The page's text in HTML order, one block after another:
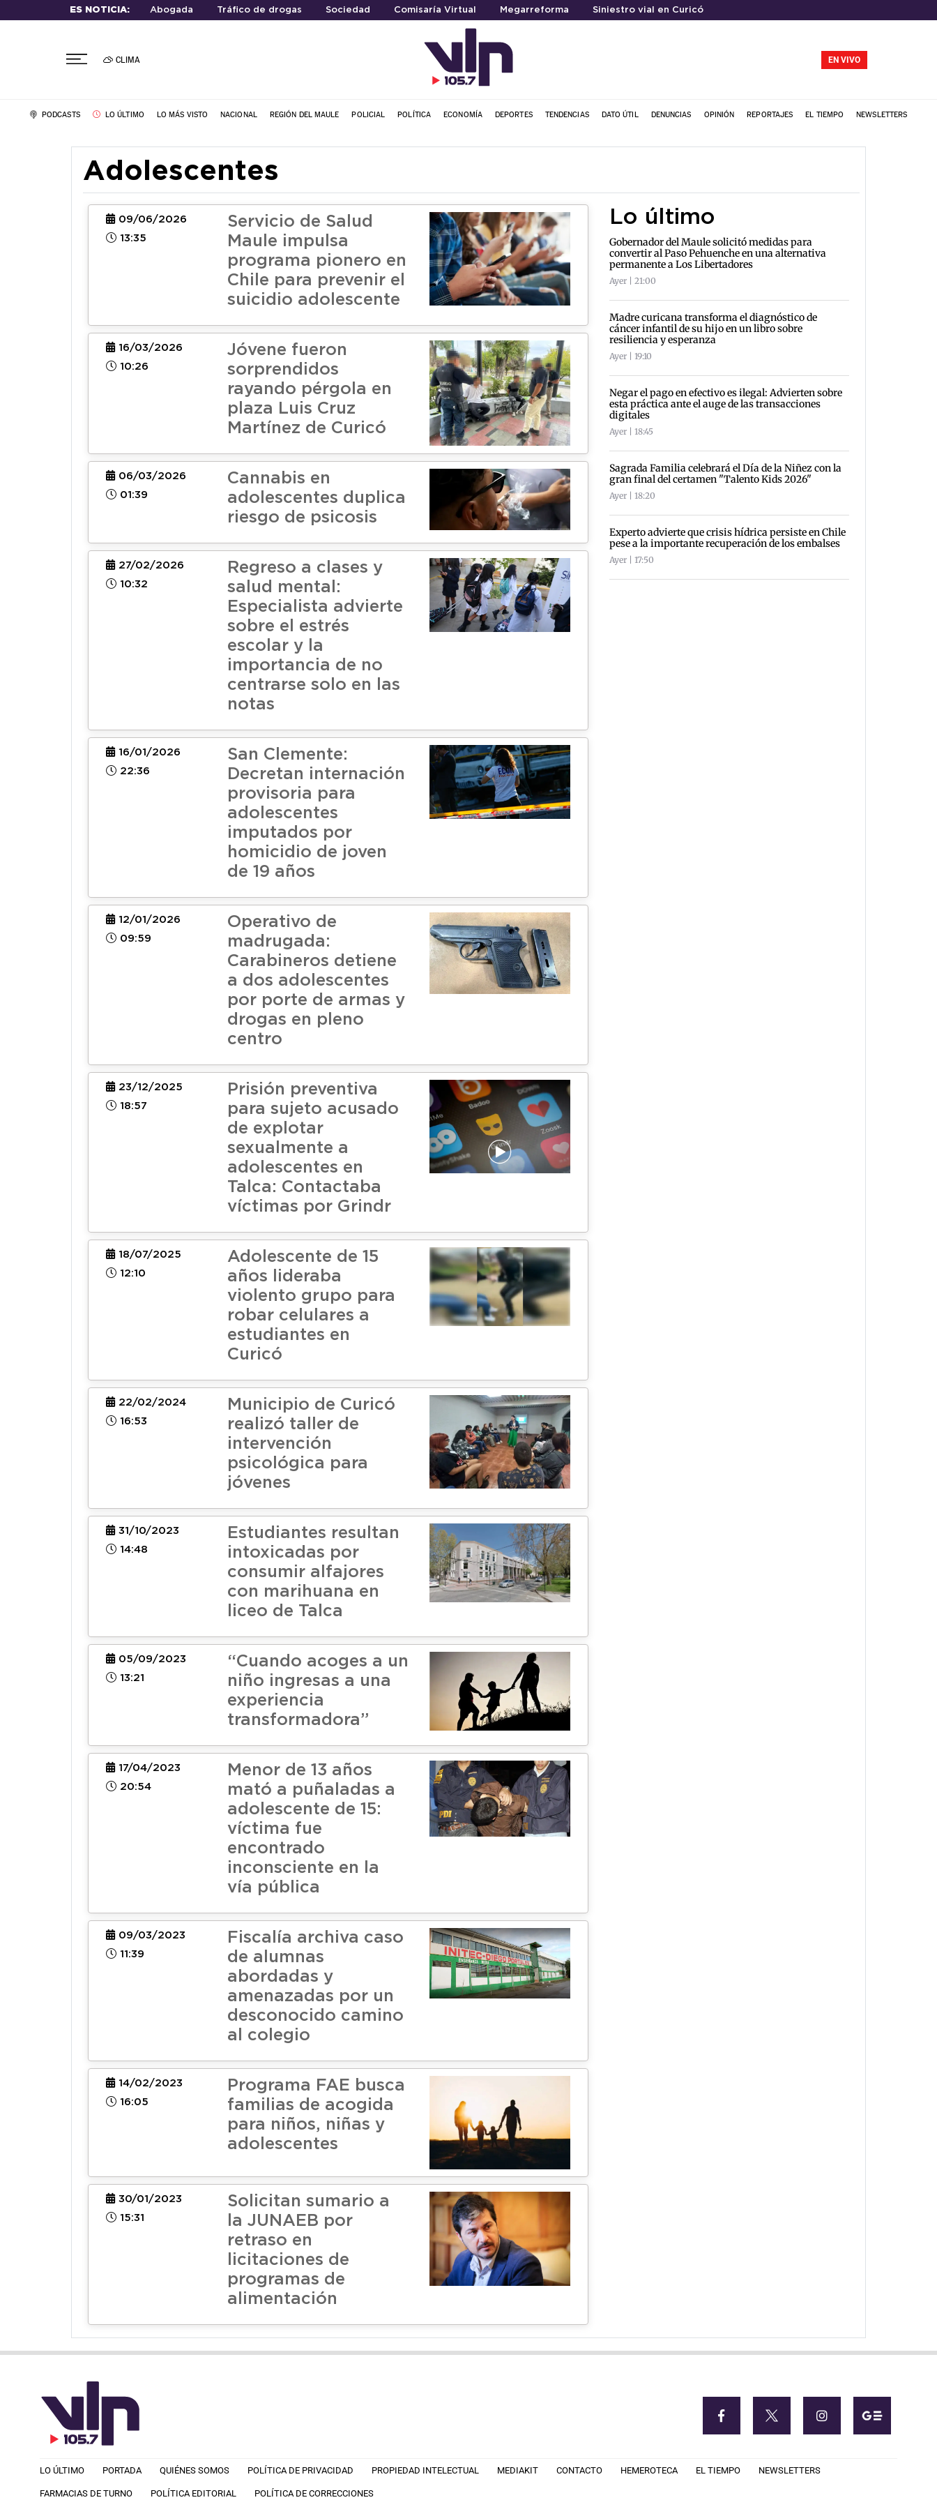
ES NOTICIA: Abogada Tráfico de drogas Sociedad Comisaría Virtual Megarreforma Siniestro vial en Curicó
CLIMA EN VIVO
PODCASTS LO ÚLTIMO LO MÁS VISTO NACIONAL REGIÓN DEL MAULE POLICIAL POLÍTICA ECONOMÍA DEPORTES TENDENCIAS DATO ÚTIL DENUNCIAS OPINIÓN REPORTAJES EL TIEMPO NEWSLETTERS
Adolescentes
09/06/2026
13:35
Servicio de Salud
Maule impulsa
programa pionero en
Chile para prevenir el
suicidio adolescente
16/03/2026
10:26
Jóvene fueron
sorprendidos
rayando pérgola en
plaza Luis Cruz
Martínez de Curicó
06/03/2026
01:39
Cannabis en
adolescentes duplica
riesgo de psicosis
27/02/2026
10:32
Regreso a clases y
salud mental:
Especialista advierte
sobre el estrés
escolar y la
importancia de no
centrarse solo en las
notas
16/01/2026
22:36
San Clemente:
Decretan internación
provisoria para
adolescentes
imputados por
homicidio de joven
de 19 años
12/01/2026
09:59
Operativo de
madrugada:
Carabineros detiene
a dos adolescentes
por porte de armas y
drogas en pleno
centro
23/12/2025
18:57
Prisión preventiva
para sujeto acusado
de explotar
sexualmente a
adolescentes en
Talca: Contactaba
víctimas por Grindr
18/07/2025
12:10
Adolescente de 15
años lideraba
violento grupo para
robar celulares a
estudiantes en
Curicó
22/02/2024
16:53
Municipio de Curicó
realizó taller de
intervención
psicológica para
jóvenes
31/10/2023
14:48
Estudiantes resultan
intoxicadas por
consumir alfajores
con marihuana en
liceo de Talca
05/09/2023
13:21
“Cuando acoges a un
niño ingresas a una
experiencia
transformadora”
17/04/2023
20:54
Menor de 13 años
mató a puñaladas a
adolescente de 15:
víctima fue
encontrado
inconsciente en la
vía pública
09/03/2023
11:39
Fiscalía archiva caso
de alumnas
abordadas y
amenazadas por un
desconocido camino
al colegio
14/02/2023
16:05
Programa FAE busca
familias de acogida
para niños, niñas y
adolescentes
30/01/2023
15:31
Solicitan sumario a
la JUNAEB por
retraso en
licitaciones de
programas de
alimentación
Lo último
Gobernador del Maule solicitó medidas para
convertir al Paso Pehuenche en una alternativa
permanente a Los Libertadores
Ayer | 21:00
Madre curicana transforma el diagnóstico de
cáncer infantil de su hijo en un libro sobre
resiliencia y esperanza
Ayer | 19:10
Negar el pago en efectivo es ilegal: Advierten sobre
esta práctica ante el auge de las transacciones
digitales
Ayer | 18:45
Sagrada Familia celebrará el Día de la Niñez con la
gran final del certamen "Talento Kids 2026"
Ayer | 18:20
Experto advierte que crisis hídrica persiste en Chile
pese a la importante recuperación de los embalses
Ayer | 17:50
LO ÚLTIMO PORTADA QUIÉNES SOMOS POLÍTICA DE PRIVACIDAD PROPIEDAD INTELECTUAL MEDIAKIT CONTACTO HEMEROTECA EL TIEMPO NEWSLETTERS
FARMACIAS DE TURNO POLÍTICA EDITORIAL POLÍTICA DE CORRECCIONES